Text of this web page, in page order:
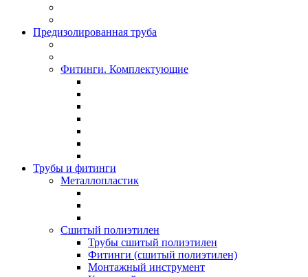
Предизолированная труба
Фитинги. Комплектующие
Трубы и фитинги
Металлопластик
Сшитый полиэтилен
Трубы сшитый полиэтилен
Фитинги (сшитый полиэтилен)
Монтажный инструмент